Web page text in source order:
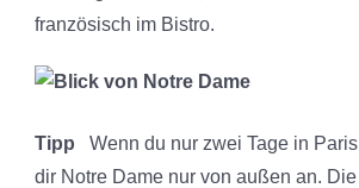
französisch im Bistro.
Tipp Wenn du nur zwei Tage in
dir Notre Dame nur von außen an.